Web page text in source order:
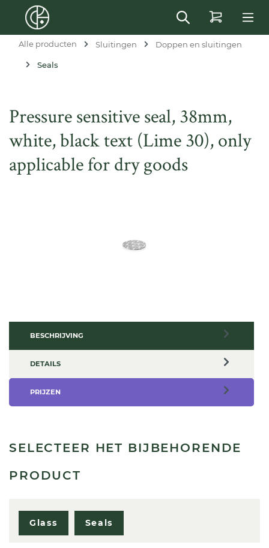
content
Alle producten Sluitingen Doppen en sluitingen
Seals
Pressure sensitive seal, 38mm,
white, black text (Lime 30), only
applicable for dry goods
BESCHRIJVING
DETAILS
PRIJZEN
SELECTEER HET BIJBEHORENDE
PRODUCT
Glass Seals